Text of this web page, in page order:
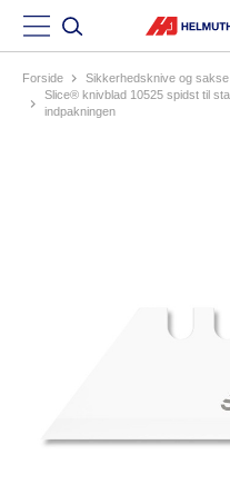
Forside sikkerhedsknive og sakse
slice® knivblad 10525 spidst til standardkniv 2 enkeltskærs blade i
indpakningen